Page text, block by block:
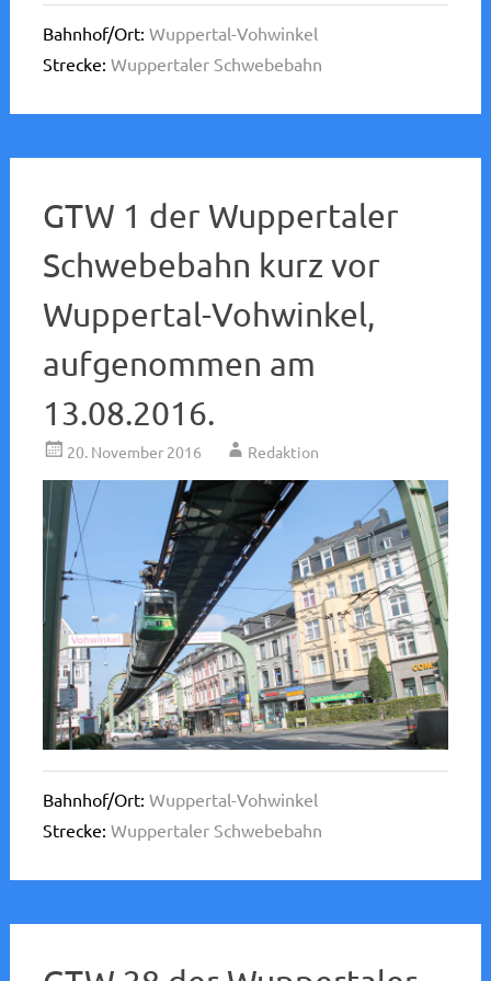
Bahnhof/Ort: Wuppertal-Vohwinkel
Strecke: Wuppertaler Schwebebahn
GTW 1 der Wuppertaler
Schwebebahn kurz vor
Wuppertal-Vohwinkel,
aufgenommen am
13.08.2016.
20. November 2016 Redaktion
Bahnhof/Ort: Wuppertal-Vohwinkel
Strecke: Wuppertaler Schwebebahn